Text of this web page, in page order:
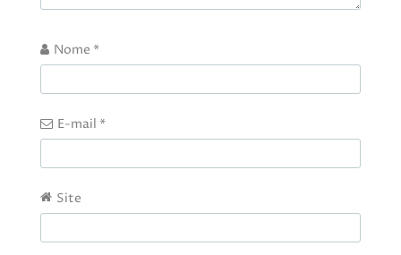
Nome *
E-mail *
Site